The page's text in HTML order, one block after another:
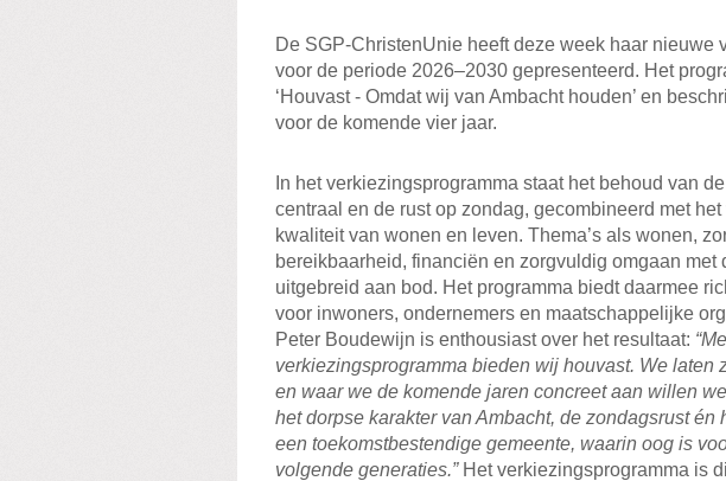
De SGP-ChristenUnie heeft deze week haar nieuwe
voor de periode 2026–2030 gepresenteerd. Het
‘Houvast - Omdat wij van Ambacht houden’ en
voor de komende vier jaar.
In het verkiezingsprogramma staat het behoud van
centraal en de rust op zondag, gecombineerd met
kwaliteit van wonen en leven. Thema’s als wonen,
bereikbaarheid, financiën en zorgvuldig omgaan met
uitgebreid aan bod. Het programma biedt daarmee
voor inwoners, ondernemers en maatschappelijke
Peter Boudewijn is enthousiast over het resultaat:
verkiezingsprogramma bieden wij houvast. We laten
en waar we de komende jaren concreet aan willen
het dorpse karakter van Ambacht, de zondagsrust én
een toekomstbestendige gemeente, waarin oog is
volgende generaties.”Het verkiezingsprogramma is